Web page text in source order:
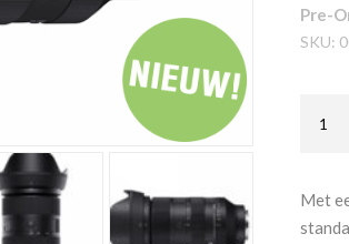
Pre-
SKU:
28-
mm
F2.8
Met